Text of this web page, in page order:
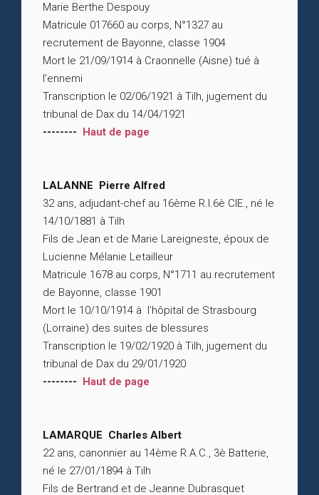
Marie Berthe Despouy
Matricule 017660 au corps, N°1327 au
recrutement de Bayonne, classe 1904
Mort le 21/09/1914 à Craonnelle (Aisne) tué à
l’ennemi
Transcription le 02/06/1921 à Tilh, jugement du
tribunal de Dax du 14/04/1921
-------- Haut de page
LALANNE Pierre Alfred
32 ans, adjudant-chef au 16ème R.I.6è CIE., né le
14/10/1881 à Tilh
Fils de Jean et de Marie Lareigneste, époux de
Lucienne Mélanie Letailleur
Matricule 1678 au corps, N°1711 au recrutement
de Bayonne, classe 1901
Mort le 10/10/1914 à l’hôpital de Strasbourg
(Lorraine) des suites de blessures
Transcription le 19/02/1920 à Tilh, jugement du
tribunal de Dax du 29/01/1920
-------- Haut de page
LAMARQUE Charles Albert
22 ans, canonnier au 14ème R.A.C., 3è Batterie,
né le 27/01/1894 à Tilh
Fils de Bertrand et de Jeanne Dubrasquet